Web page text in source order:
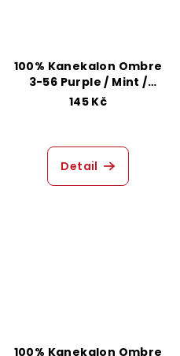
100% Kanekalon Ombre
3-56 Purple / Mint /
Lavender
145 Kč
Detail
100% Kanekalon Ombre